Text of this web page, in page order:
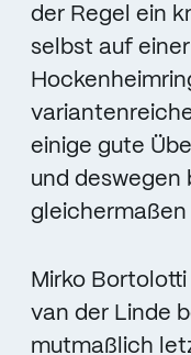
der Regel ein
selbst auf
einige gute
und deswegen
gleichermaßen
Mirko
van der Linde
mutmaßlich